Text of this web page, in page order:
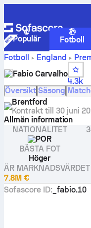
Populär Fotboll
Fotboll
England
statistik, betyg och mål
Fabio Carvalho
4.3k
Översikt Säsong
Brentford
Kontrakt till
30 juni
Allmän information
NATIONALITET
POR
BÄSTA FOT
Höger
ÄR
7.8M €
Sofascore ID:_fabio.10